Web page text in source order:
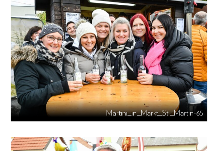
Martini_in_Markt_St._Martin-65